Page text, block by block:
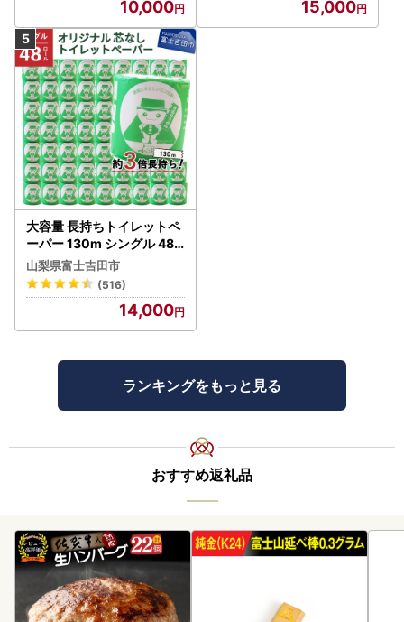
10,000 15,000
大容量 長持ちトイレットペ
ーパー 130m シングル 48R
芯なし 3倍巻 トイレット
山梨県富士吉田市
(516)
14,000
ランキングをもっと見る
おすすめ返礼品